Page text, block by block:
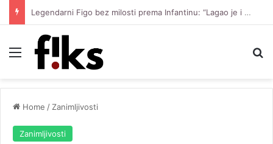
Legendarni Figo bez milosti prema Infantinu: “Lagao je i ukaljao funkciju, sada mora otići”
Menu
Home / Zanimljivosti
Zanimljivosti